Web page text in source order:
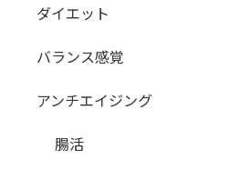
ダイエット
バランス感覚
アンチエイジング
腸活